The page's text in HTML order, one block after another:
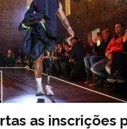
as inscrições